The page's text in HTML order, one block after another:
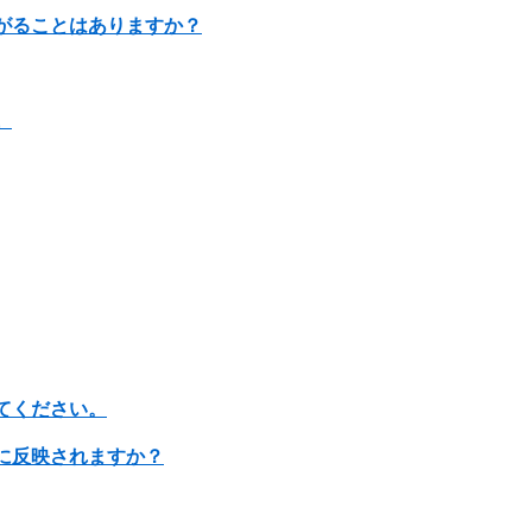
ることはありますか？
ださい。
反映されますか？